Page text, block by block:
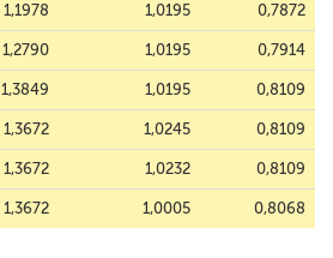
1,1978 1,0195 0,7872
1,2790 1,0195 0,7914
1,3849 1,0195 0,8109
1,3672 1,0245 0,8109
1,3672 1,0232 0,8109
1,3672 1,0005 0,8068